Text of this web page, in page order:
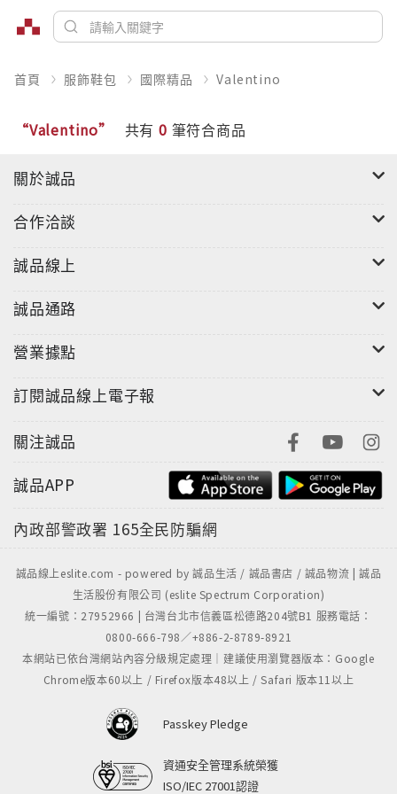
首頁 服飾鞋包 國際精品 Valentino
“Valentino” 共有0 筆符合商品
關於誠品
合作洽談
誠品線上
誠品通路
營業據點
訂閱誠品線上電子報
關注誠品
誠品APP
內政部警政署 165全民防騙網
誠品線上eslite.com - powered by 誠品生活 / 誠品書店 / 誠品物流 | 誠品
生活股份有限公司 (eslite Spectrum Corporation)
統一編號：27952966 | 台灣台北市信義區松德路204號B1 服務電話：
0800-666-798／+886-2-8789-8921
本網站已依台灣網站內容分級規定處理｜建議使用瀏覽器版本：Google
Chrome版本60以上 / Firefox版本48以上 / Safari 版本11以上
Passkey Pledge
資通安全管理系統榮獲
ISO/IEC 27001認證